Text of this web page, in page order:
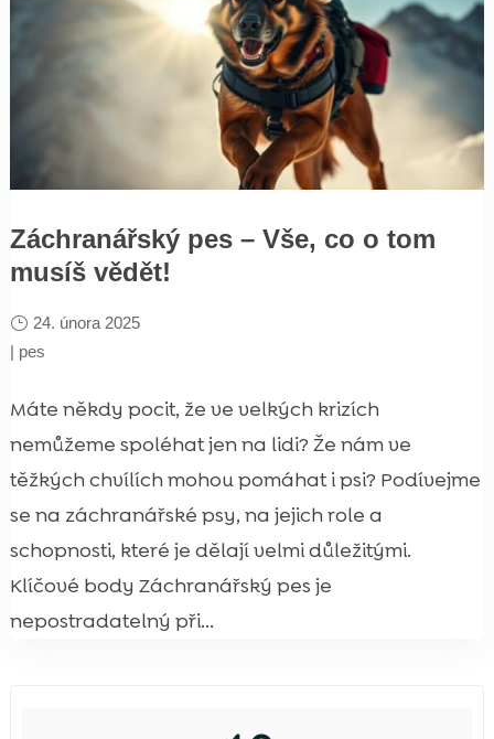
Záchranářský pes – Vše, co o tom
musíš vědět!
24. února 2025
| pes
Máte někdy pocit, že ve velkých krizích
nemůžeme spoléhat jen na lidi? Že nám ve
těžkých chvílích mohou pomáhat i psi? Podívejme
se na záchranářské psy, na jejich role a
schopnosti, které je dělají velmi důležitými.
Klíčové body Záchranářský pes je
nepostradatelný při...